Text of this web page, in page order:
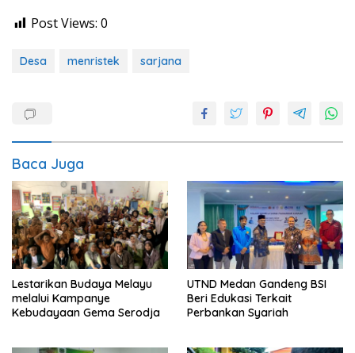
Post Views: 0
Desa menristek sarjana
Baca Juga
Lestarikan Budaya Melayu
melalui Kampanye
Kebudayaan Gema Serodja
UTND Medan Gandeng BSI
Beri Edukasi Terkait
Perbankan Syariah